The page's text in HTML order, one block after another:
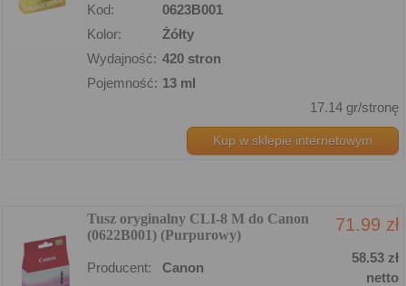
Kod:
0623B001
Kolor:
Żółty
Wydajność: 420 stron
Pojemność: 13 ml
17.14 gr/stronę
Kup w sklepie internetowym
Tusz oryginalny CLI-8 M do Canon
(0622B001) (Purpurowy)
71.99 zł
Producent: Canon
58.53 zł
netto